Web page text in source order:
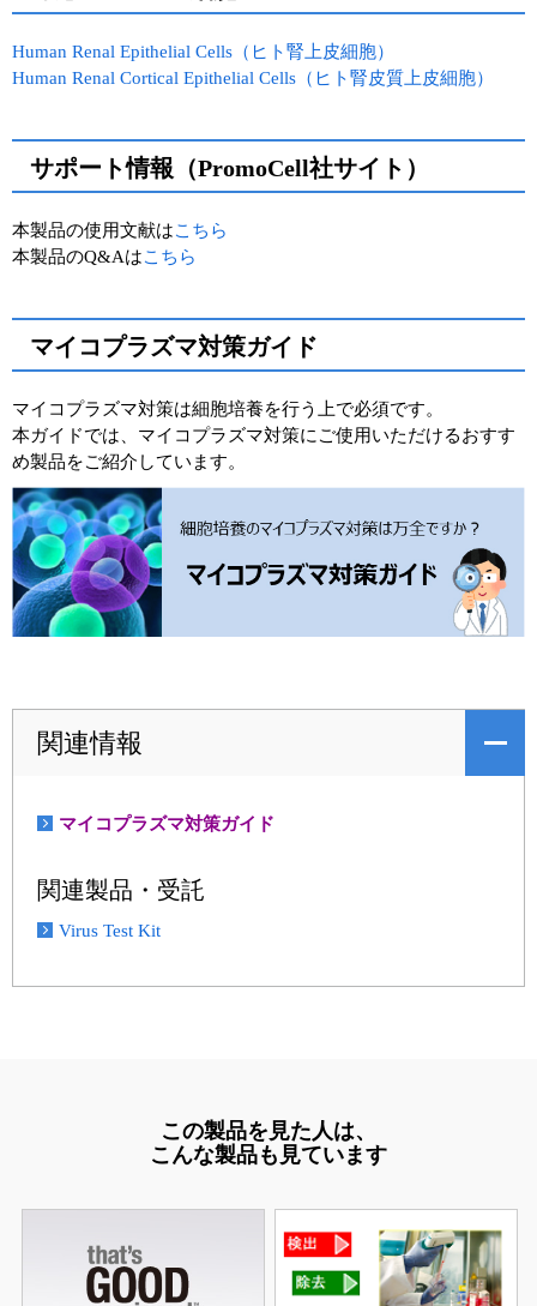
Human Renal Epithelial Cells（ヒト腎上皮細胞）
Human Renal Cortical Epithelial Cells（ヒト腎皮質上皮細胞）
サポート情報（PromoCell社サイト）
本製品の使用文献はこちら
本製品のQ&Aはこちら
マイコプラズマ対策ガイド
マイコプラズマ対策は細胞培養を行う上で必須です。
本ガイドでは、マイコプラズマ対策にご使用いただけるおすす
め製品をご紹介しています。
関連情報
マイコプラズマ対策ガイド
関連製品・受託
Virus Test Kit
この製品を見た人は、
こんな製品も見ています